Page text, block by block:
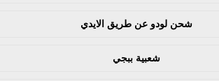
شحن لودو عن طريق الايدي
شعبية ببجي